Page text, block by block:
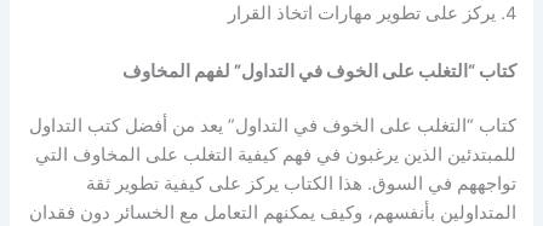
4. يركز على تطوير مهارات اتخاذ القرار
كتاب “التغلب على الخوف في التداول” لفهم المخاوف
كتاب “التغلب على الخوف في التداول” يعد من أفضل كتب التداول
للمبتدئين الذين يرغبون في فهم كيفية التغلب على المخاوف التي
تواجههم في السوق. هذا الكتاب يركز على كيفية تطوير ثقة
المتداولين بأنفسهم، وكيف يمكنهم التعامل مع الخسائر دون فقدان